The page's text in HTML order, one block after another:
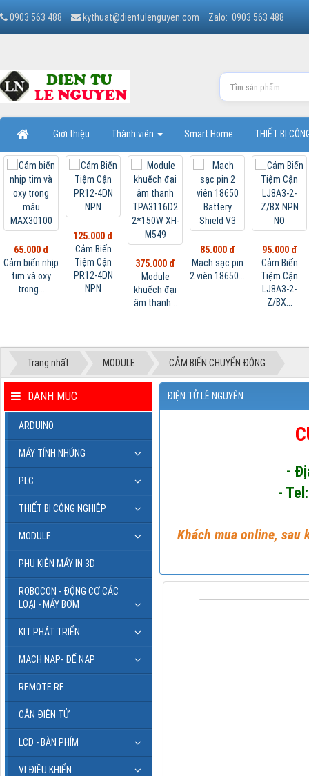
0903 563 488 kythuat@dientulenguyen.com Zalo: 0903 563 488
Giới thiệu Thành viên Smart Home THIẾT BỊ
65.000 đ
Cảm biến nhịp
tim và oxy
trong...
125.000 đ
Cảm Biến
Tiệm Cận
PR12-4DN
NPN
375.000 đ
Module
khuếch đại
âm thanh...
85.000 đ
Mạch sạc pin
2 viên 18650...
95.000 đ
Cảm Biến
Tiệm Cận
LJ8A3-2-
Z/BX...
Trang nhất MODULE CẢM BIẾN CHUYỂN ĐỘNG
ĐIỆN TỬ LÊ NGUYÊN
-
-
Khách mua online, sau
DANH MỤC
ARDUINO
MÁY TÍNH NHÚNG
PLC
THIẾT BỊ CÔNG NGHIỆP
MODULE
PHỤ KIỆN MÁY IN 3D
ROBOCON - ĐỘNG CƠ CÁC
LOẠI - MÁY BƠM
KIT PHÁT TRIỂN
MẠCH NẠP- ĐẾ NẠP
REMOTE RF
CÂN ĐIỆN TỬ
LCD - BÀN PHÍM
VI ĐIỀU KHIỂN